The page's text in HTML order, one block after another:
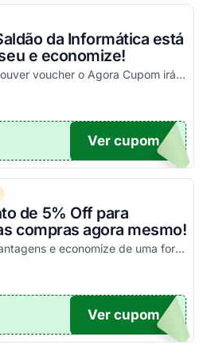
da Informática está
e economize!
Aproveite, sempre que houver voucher o Agora Cupom irá disponibilizar aqui. Confira!
TICO
Ver cupom
de 5% Off para
compras agora mesmo!
Desfrute das melhores vantagens e economize de uma forma simples nas suas compras!
NDO
Ver cupom